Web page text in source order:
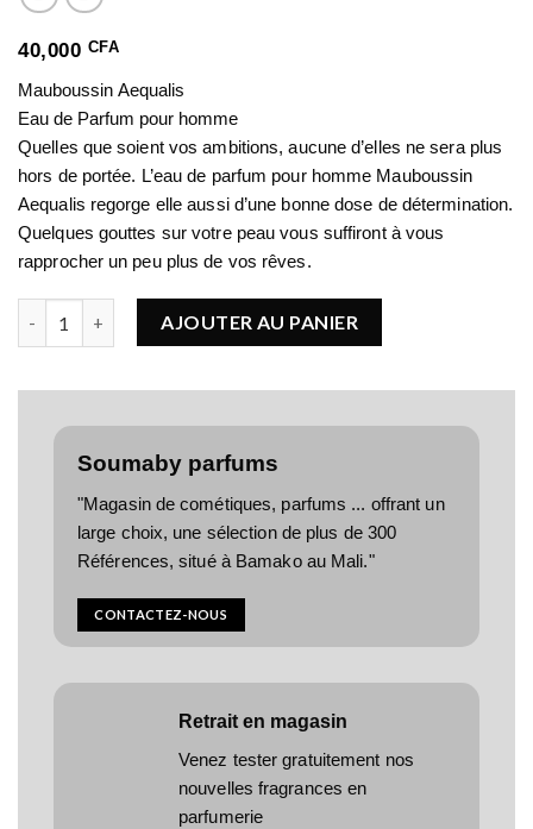
40,000 CFA
Mauboussin Aequalis
Eau de Parfum pour homme
Quelles que soient vos ambitions, aucune d’elles ne sera plus
hors de portée. L’eau de parfum pour homme Mauboussin
Aequalis regorge elle aussi d’une bonne dose de détermination.
Quelques gouttes sur votre peau vous suffiront à vous
rapprocher un peu plus de vos rêves.
AJOUTER AU PANIER
Soumaby parfums
"Magasin de cométiques, parfums ... offrant un
large choix, une sélection de plus de 300
Références, situé à Bamako au Mali."
CONTACTEZ-NOUS
Retrait en magasin
Venez tester gratuitement nos
nouvelles fragrances en
parfumerie